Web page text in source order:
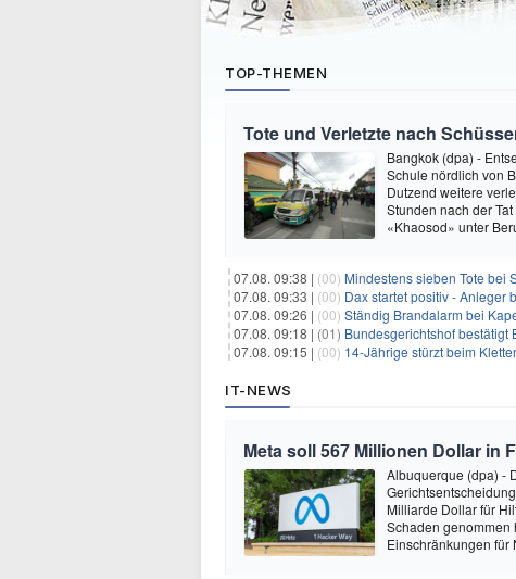
TOP-THEMEN
Tote und Verletzte nach
Bangkok (dpa) -
Schule nördlich von
Dutzend weitere
Stunden nach der
«Khaosod» unter
07.08. 09:38 | (00) Mindestens sieben Tote bei
07.08. 09:33 | (00) Dax startet positiv - Anleger
07.08. 09:26 | (00) Ständig Brandalarm bei
07.08. 09:18 | (01) Bundesgerichtshof bestätigt
07.08. 09:15 | (00) 14-Jährige stürzt beim
IT-NEWS
Meta soll 567 Millionen Dollar in
Albuquerque (dpa) -
Milliarde Dollar für
Schaden genommen
Einschränkungen für